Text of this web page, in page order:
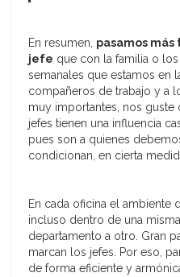
En resumen, pasamos
jefe que con la familia o
semanales que estamos en
compañeros de trabajo y a
muy importantes, nos guste
jefes tienen una influencia
pues son a quienes
condicionan, en cierta
En cada oficina el ambiente
incluso dentro de una
departamento a otro. Gran
marcan los jefes. Por eso,
de forma eficiente y